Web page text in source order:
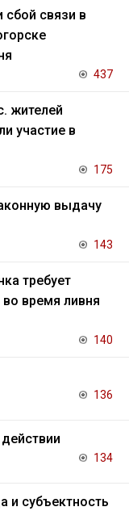
связи в
437
жителей
участие в
175
выдачу
143
требует
время ливня
140
136
134
и субъектность